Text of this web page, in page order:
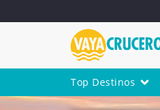
Top Destinos